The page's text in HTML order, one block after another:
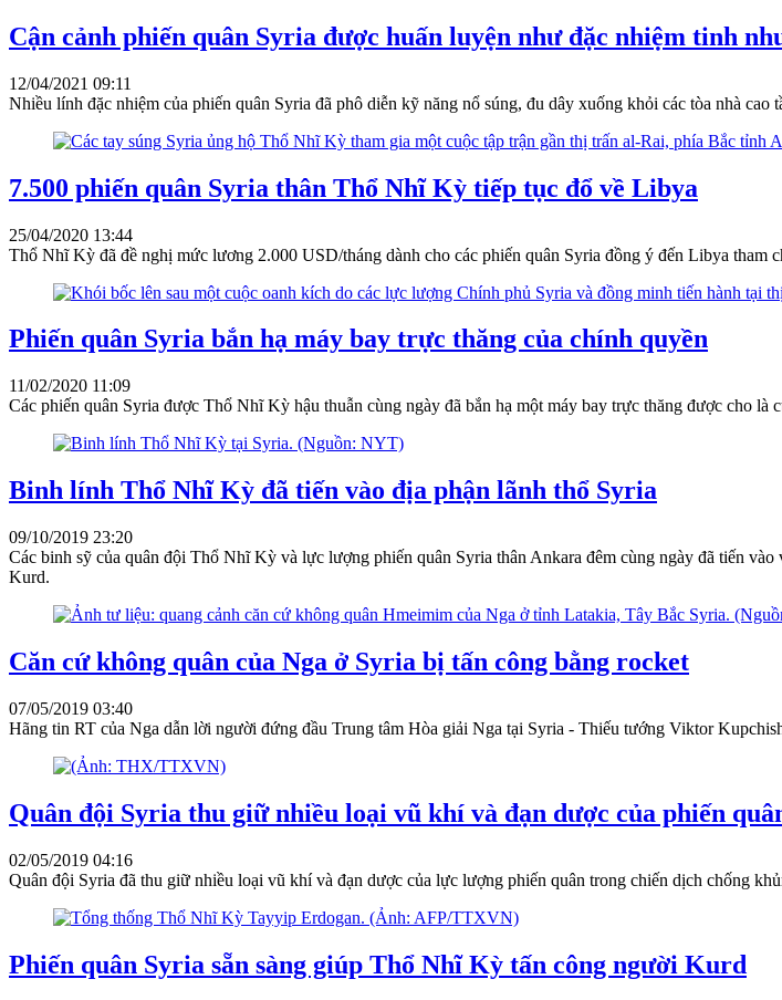
Cận cảnh phiến quân Syria được huấn luyện như đặc nhiệm tinh
12/04/2021 09:11
Nhiều lính đặc nhiệm của phiến quân Syria đã phô diễn kỹ năng nổ súng, đu dây xuống khỏi các tòa nhà
7.500 phiến quân Syria thân Thổ Nhĩ Kỳ tiếp tục đổ về Libya
25/04/2020 13:44
Thổ Nhĩ Kỳ đã đề nghị mức lương 2.000 USD/tháng dành cho các phiến quân Syria đồng ý đến Libya tham
Phiến quân Syria bắn hạ máy bay trực thăng của chính quyền
11/02/2020 11:09
Các phiến quân Syria được Thổ Nhĩ Kỳ hậu thuẫn cùng ngày đã bắn hạ một máy bay trực thăng được cho là
Binh lính Thổ Nhĩ Kỳ đã tiến vào địa phận lãnh thổ Syria
09/10/2019 23:20
Các binh sỹ của quân đội Thổ Nhĩ Kỳ và lực lượng phiến quân Syria thân Ankara đêm cùng ngày đã tiến
Kurd.
Căn cứ không quân của Nga ở Syria bị tấn công bằng rocket
07/05/2019 03:40
Hãng tin RT của Nga dẫn lời người đứng đầu Trung tâm Hòa giải Nga tại Syria - Thiếu tướng Viktor
Quân đội Syria thu giữ nhiều loại vũ khí và đạn dược của phiến
02/05/2019 04:16
Quân đội Syria đã thu giữ nhiều loại vũ khí và đạn dược của lực lượng phiến quân trong chiến dịch chống
Phiến quân Syria sẵn sàng giúp Thổ Nhĩ Kỳ tấn công người Kurd